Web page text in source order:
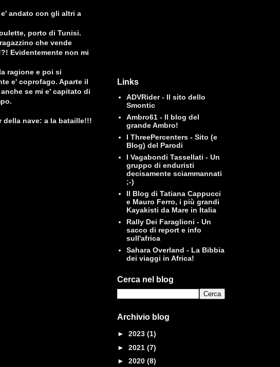
andato con gli altri a
porto di Tunisi.
che vende
Evidentemente non mi
ragione e poi si
e' coprofago. Aparte il
se mi e' capitato di
della nave: a la bataille!!!
Links
ADVRider - Il sito dello
Smontic
Ambro61 - Il blog del
grande Ambro!
I ThreePercenters - Sito (e
Blog) del Parodi
I Vagabondi Tassellati - Un
gruppo di enduristi
decisamente sciammannati
;-)
Il Blog di Tatiana Cappucci
e Mauro Ferro, i più grandi
Kayakisti da Mare in Italia
Rally Dei Faraglioni - Un
sacco di report e info
sull'africa
Sahara Overland - La Bibbia
dei viaggi in Africa!
Cerca nel blog
Archivio blog
► 2023 (1)
► 2021 (7)
► 2020 (8)